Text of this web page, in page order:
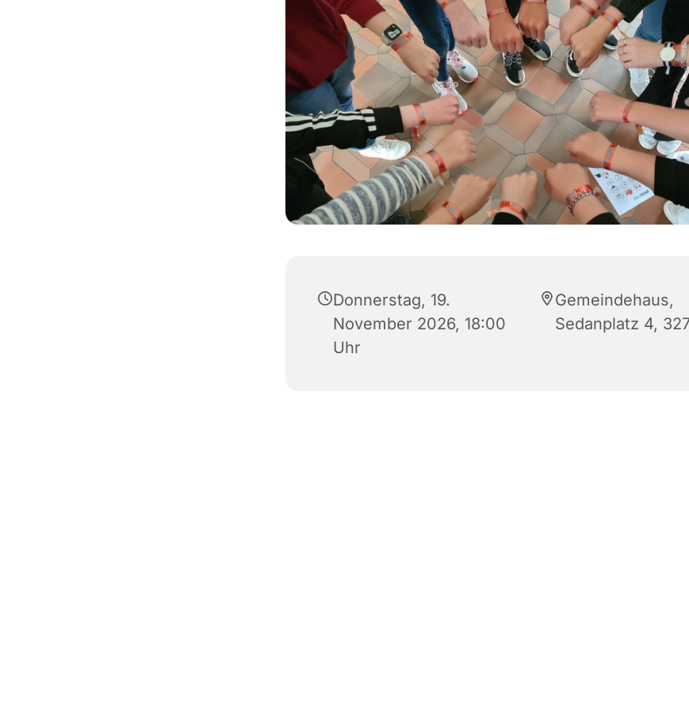
Donnerstag, 19.
November 2026, 18:00
Uhr
Gemeindehaus,
Sedanplatz 4,